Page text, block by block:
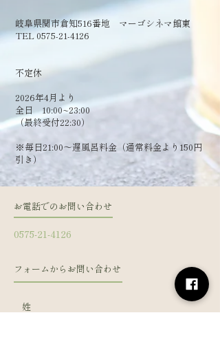
岐阜県関市倉知516番地 マーゴシネマ館東
TEL 0575-21-4126
​不定休
2026年4月より
全日 10:00~23:00
（最終受付22:30）
​※毎日21:00～遅風呂料金（通常料金より150円
引き）
お電話でのお問い合わせ
0575-21-4126
フォームからお問い合わせ
姓